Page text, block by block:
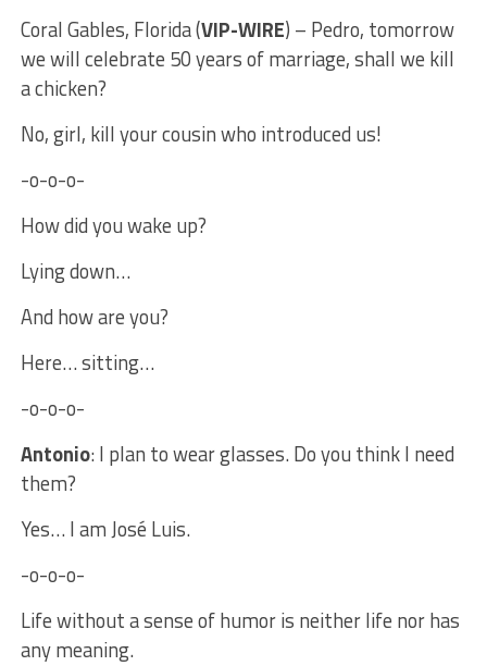
Coral Gables, Florida (VIP-WIRE) – Pedro, tomorrow
we will celebrate 50 years of marriage, shall we kill
a chicken?
No, girl, kill your cousin who introduced us!
-o-o-o-
How did you wake up?
Lying down…
And how are you?
Here… sitting…
-o-o-o-
Antonio: I plan to wear glasses. Do you think I need
them?
Yes… I am José Luis.
-o-o-o-
Life without a sense of humor is neither life nor has
any meaning.